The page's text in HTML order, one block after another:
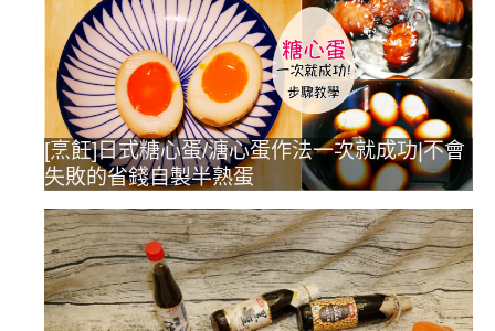
[烹飪]日式糖心蛋/溏心蛋作法一次就成功|不會
失敗的省錢自製半熟蛋